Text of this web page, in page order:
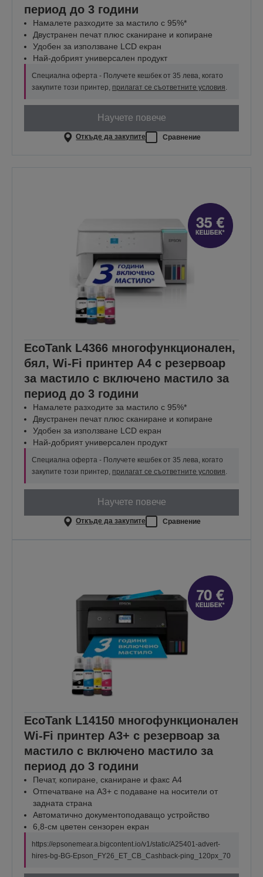
период до 3 години
Намалете разходите за мастило с 95%*
Двустранен печат плюс сканиране и копиране
Удобен за използване LCD екран
Най-добрият универсален продукт
Специална оферта - Получете кешбек от 35 лева, когато
закупите този принтер, прилагат се съответните условия
Научете повече
Откъде да закупите Сравнение
EcoTank L4366 многофункционален,
бял, Wi-Fi принтер A4 с резервоар
за мастило с включено мастило за
период до 3 години
Намалете разходите за мастило с 95%*
Двустранен печат плюс сканиране и копиране
Удобен за използване LCD екран
Най-добрият универсален продукт
Специална оферта - Получете кешбек от 35 лева, когато
закупите този принтер, прилагат се съответните условия.
Научете повече
Откъде да закупите Сравнение
EcoTank L14150 многофункционален
Wi-Fi принтер A3+ с резервоар за
мастило с включено мастило за
период до 3 години
Печат, копиране, сканиране и факс А4
Отпечатване на A3+ с подаване на носители от
задната страна
Автоматично документоподаващо устройство
6,8-см цветен сензорен екран
https://epsonemear.a.bigcontent.io/v1/static/A25401-advert-
hires-bg-BG-Epson_FY26_ET_CB_Cashback-ping_120px_70